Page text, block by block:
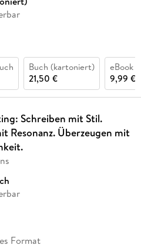
Buch (kartoniert)
21,50 €
eBook
9,99 €
Schreiben mit Stil.
Resonanz. Überzeugen mit
Format